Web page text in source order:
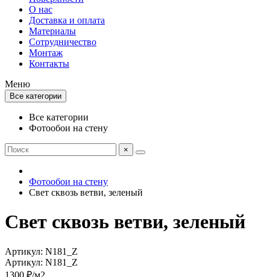
О нас
Доставка и оплата
Материалы
Сотрудничество
Монтаж
Контакты
Меню
Все категории
Все категории
Фотообои на стену
×
Фотообои на стену
Свет сквозь ветви, зеленый
Свет сквозь ветви, зеленый
Артикул: N181_Z
Артикул: N181_Z
1300 ₽/м2